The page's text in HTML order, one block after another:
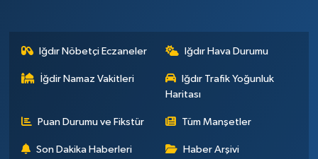
Iğdır Nöbetçi Eczaneler Iğdır Hava Durumu
İğdir Namaz Vakitleri
Iğdır Trafik Yoğunluk
Haritası
Puan Durumu ve Fikstür Tüm Manşetler
Son Dakika Haberleri Haber Arşivi